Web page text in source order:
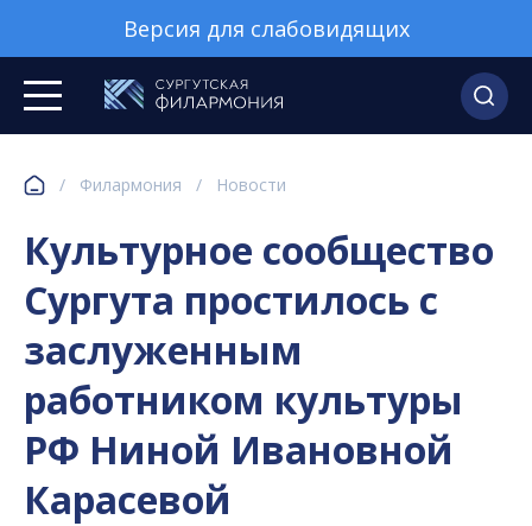
Версия для слабовидящих
/ Филармония / Новости
Культурное сообщество
Сургута простилось с
заслуженным
работником культуры
РФ Ниной Ивановной
Карасевой